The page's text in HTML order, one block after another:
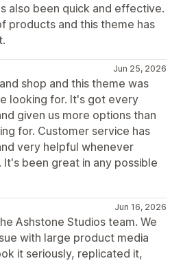
also been quick and effective.
products and this theme has
Jun 25, 2026
shop and this theme was
looking for. It's got every
given us more options than
for. Customer service has
very helpful whenever
been great in any possible
Jun 16, 2026
Ashstone Studios team. We
with large product media
it seriously, replicated it,